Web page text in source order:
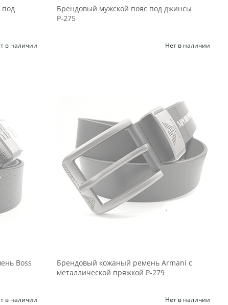
под
в наличии
Брендовый мужской пояс под джинсы
Р-275
Нет в наличии
Boss
в наличии
Брендовый кожаный ремень Armani с
металлической пряжкой Р-279
Нет в наличии